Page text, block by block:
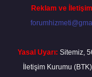
Reklam ve
Yasal Uyarı: Sitemiz,
İletişim Kurumu